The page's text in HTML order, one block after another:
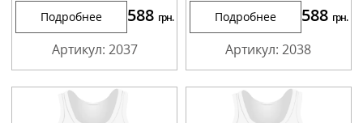
Подробнее 588 грн.
Артикул: 2037
Подробнее 588 грн.
Артикул: 2038